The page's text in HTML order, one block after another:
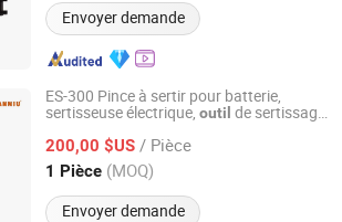
Envoyer demande
ES-300 Pince à sertir pour batterie,
sertisseuse électrique, outil de sertissage
200,00 $US / Pièce
1 Pièce (MOQ)
Envoyer demande
Co., Ltd
Depuis 2026